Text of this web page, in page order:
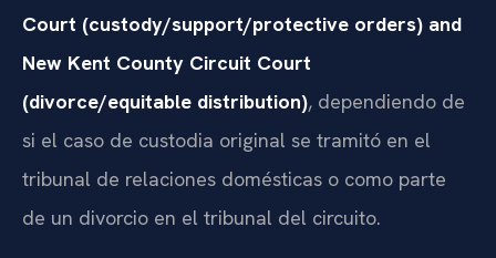
Court (custody/support/protective orders) and
New Kent County Circuit Court
(divorce/equitable distribution), dependiendo de
si el caso de custodia original se tramitó en el
tribunal de relaciones domésticas o como parte
de un divorcio en el tribunal del circuito.